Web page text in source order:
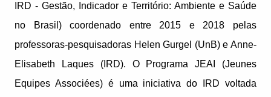
IRD - Gestão, Indicador e Território: Ambiente e Saúde
no Brasil) coordenado entre 2015 e 2018 pelas
professoras-pesquisadoras Helen Gurgel (UnB) e Anne-
Elisabeth Laques (IRD). O Programa JEAI (Jeunes
Equipes Associées) é uma iniciativa do IRD voltada